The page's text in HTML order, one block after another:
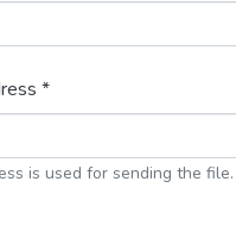
*
is used for sending the file.